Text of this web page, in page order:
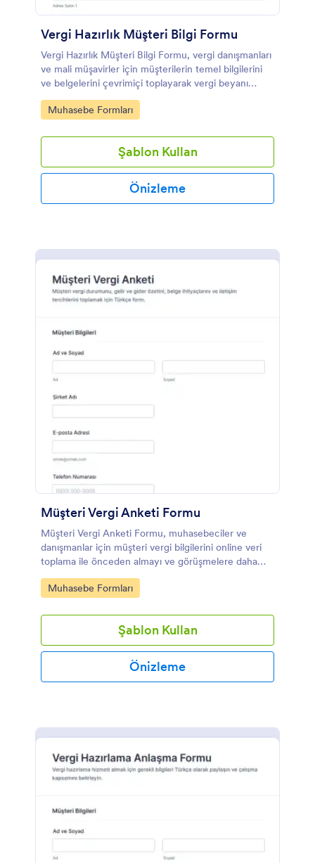
Vergi Hazırlık Müşteri Bilgi Formu
Vergi Hazırlık Müşteri Bilgi Formu, vergi danışmanları
ve mali müşavirler için müşterilerin temel bilgilerini
ve belgelerini çevrimiçi toplayarak vergi beyanı
hazırlık sürecini düzenlemeye yardımcı olur.
Go to Category:
Muhasebe Formları
Şablon Kullan
Önizleme
Müşteri Vergi Anketi Formu
Müşteri Vergi Anketi Formu, muhasebeciler ve
danışmanlar için müşteri vergi bilgilerini online veri
toplama ile önceden almayı ve görüşmelere daha
hazırlıklı başlamayı kolaylaştırır.
Go to Category:
Muhasebe Formları
Şablon Kullan
Önizleme